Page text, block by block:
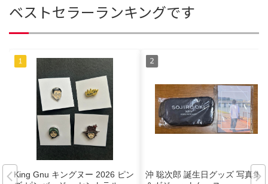
ベストセラーランキングです
King Gnu キングヌー 2026 ピン
沖 聡次郎 誕生日グッズ 写真集